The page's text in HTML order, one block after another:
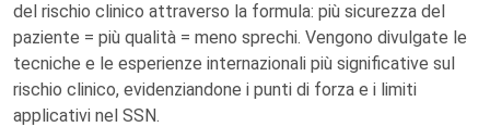
del rischio clinico attraverso la formula: più sicurezza del
paziente = più qualità = meno sprechi. Vengono divulgate le
tecniche e le esperienze internazionali più significative sul
rischio clinico, evidenziandone i punti di forza e i limiti
applicativi nel SSN.